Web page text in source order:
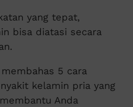
yang tepat,
bisa diatasi secara
5 cara
kelamin pria yang
Anda